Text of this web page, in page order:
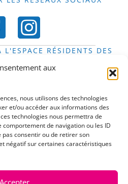
aux
nous utilisons des technologies
et/ou accéder aux informations des
technologies nous permettra de
de navigation ou les ID
pas consentir ou de retirer son
négatif sur certaines caractéristiques
Accepter
RÉSIDENTS DES
les cookies